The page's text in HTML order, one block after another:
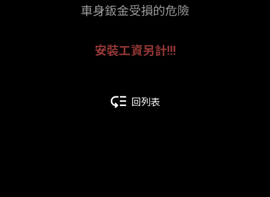
車身鈑金受損的危險
安裝工資另計!!!
回列表